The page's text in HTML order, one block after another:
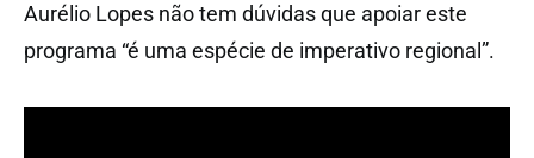
Aurélio Lopes não tem dúvidas que apoiar este
programa “é uma espécie de imperativo regional”.